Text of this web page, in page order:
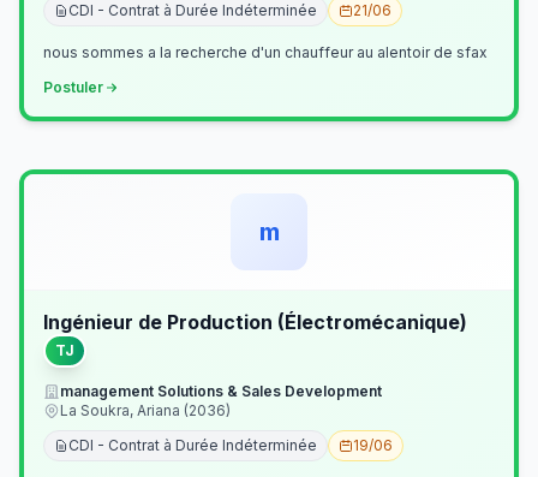
CDI - Contrat à Durée Indéterminée
21/06
nous sommes a la recherche d'un chauffeur au alentoir de sfax
Postuler
m
Ingénieur de Production (Électromécanique)
TJ
management Solutions & Sales Development
La Soukra, Ariana (2036)
CDI - Contrat à Durée Indéterminée
19/06